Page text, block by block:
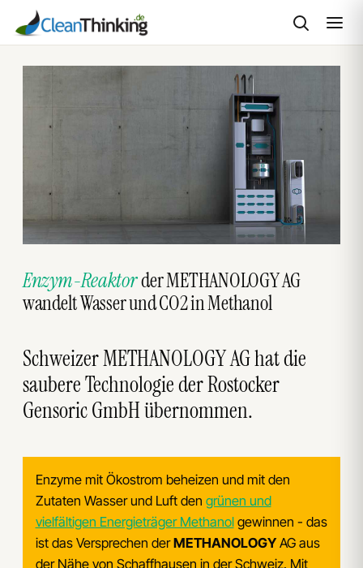
Enzym-Reaktorder METHANOLOGY AG
wandelt Wasser und CO2 in Methanol
Schweizer METHANOLOGY AG hat die
saubere Technologie der Rostocker
Gensoric GmbH übernommen.
Enzyme mit Ökostrom beheizen und mit den
Zutaten Wasser und Luft den grünen und
vielfältigen Energieträger Methanolgewinnen - das
ist das Versprechen derMETHANOLOGYAG aus
der Nähe von Schaffhausen in der Schweiz. Mit